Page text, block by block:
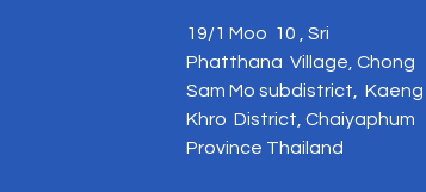
19/1 Moo 10 , Sri
Phatthana Village, Chong
Sam Mo subdistrict, Kaeng
Khro District, Chaiyaphum
Province Thailand